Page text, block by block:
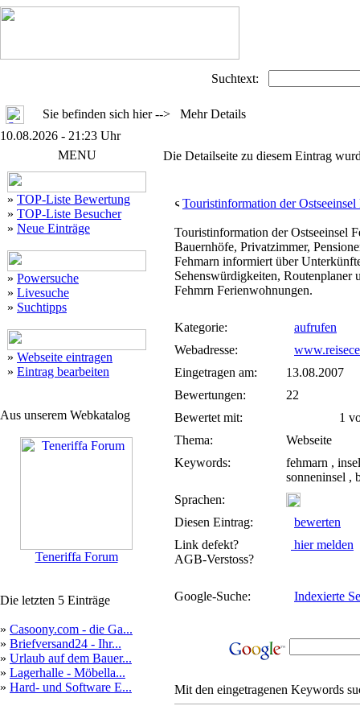
Suchtext:
Sie befinden sich hier --> Mehr Details
10.08.2026 - 21:23 Uhr
MENU
» TOP-Liste Bewertung
» TOP-Liste Besucher
» Neue Einträge
» Powersuche
» Livesuche
» Suchtipps
» Webseite eintragen
» Eintrag bearbeiten
Aus unserem Webkatalog
Teneriffa Forum
Die letzten 5 Einträge
» Casoony.com - die Ga...
» Briefversand24 - Ihr...
» Urlaub auf dem Bauer...
» Lagerhalle - Möbella...
» Hard- und Software E...
Die Detailseite zu diesem Eintrag
Touristinformation der
Touristinformation der Ostseeinsel
Bauernhöfe, Privatzimmer,
Fehmarn informiert über
Sehenswürdigkeiten, Routenplaner
Fehmrn Ferienwohnungen.
Kategorie:
aufrufen
Webadresse:
Eingetragen am:
13.08.2007
Bewertungen:
22
Bewertet mit:
1
Thema:
Webseite
Keywords:
fehmarn ,
sonneninsel ,
Sprachen:
Diesen Eintrag:
bewerten
Link defekt?
AGB-Verstoss?
hier melden
Google-Suche: Indexierte
Mit den eingetragenen Keywords